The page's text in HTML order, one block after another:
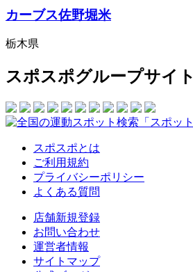
カーブス佐野堀米
栃木県
スポスポグループサイト
スポスポとは
ご利用規約
プライバシーポリシー
よくある質問
店舗新規登録
お問い合わせ
運営者情報
サイトマップ